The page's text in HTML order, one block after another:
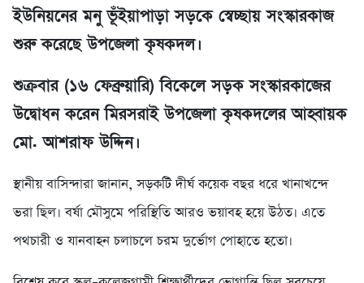
ইউনিয়নের মনু ভূঁইয়াপাড়া সড়কে স্বেচ্ছায় সংস্কারকাজ
শুরু করেছে উপজেলা কৃষকদল।
শুক্রবার (১৬ ফেব্রুয়ারি) বিকেলে সড়ক সংস্কারকাজের
উদ্বোধন করেন মিরসরাই উপজেলা কৃষকদলের আহ্বায়ক
মো. আশরাফ উদ্দিন।
স্থানীয় বাসিন্দারা জানান, সড়কটি দীর্ঘ কয়েক বছর ধরে খানাখন্দে
ভরা ছিল। বর্ষা মৌসুমে পরিস্থিতি আরও ভয়াবহ হয়ে উঠত। এতে
পথচারী ও যানবাহন চলাচলে চরম দুর্ভোগ পোহাতে হতো।